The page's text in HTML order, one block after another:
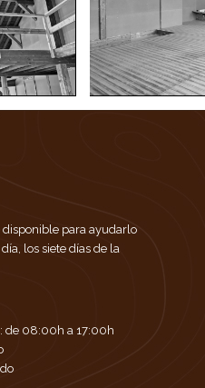
disponible para ayudarlo
los siete días de la
de 08:00h a 17:00h